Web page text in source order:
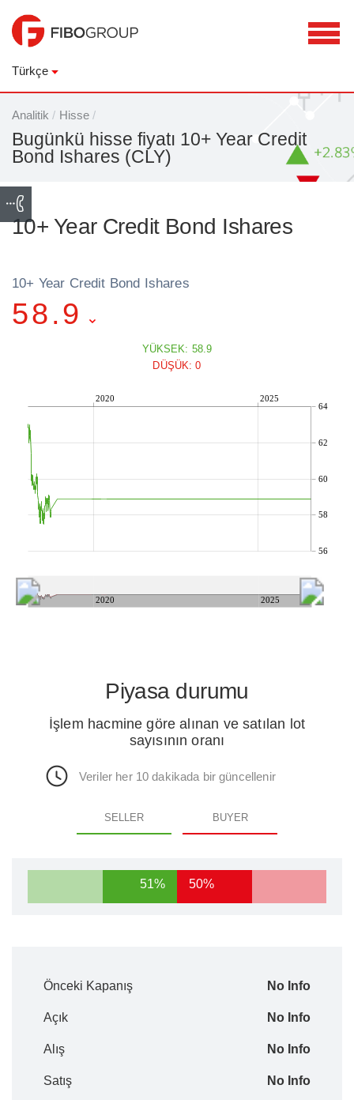
Türkçe
Analitik / Hisse /
Bugünkü hisse fiyatı 10+ Year Credit
Bond Ishares (CLY)
10+ Year Credit Bond Ishares
10+ Year Credit Bond Ishares
58.9
YÜKSEK: 58.9
DÜŞÜK: 0
2020 2025
56
58
60
62
64
2020 2025
Piyasa durumu
İşlem hacmine göre alınan ve satılan lot
sayısının oranı
Veriler her 10 dakikada bir güncellenir
SELLER BUYER
51% 50%
Önceki Kapanış No Info
Açık No Info
Alış No Info
Satış No Info